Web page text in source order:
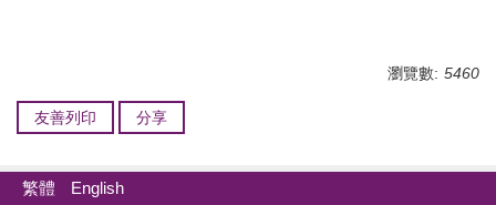
瀏覽數: 5460
友善列印 分享
繁體 English